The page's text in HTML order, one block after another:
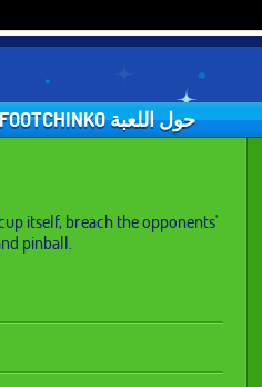
حول اللعبة FLAPPY FOOTCHINKO
itself, breach the opponents'
pinball.